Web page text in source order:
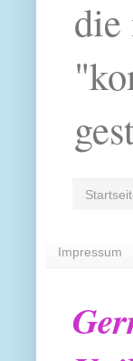
die
Impressum